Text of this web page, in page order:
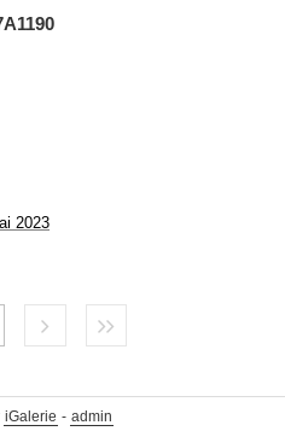
2023
iGalerie - admin